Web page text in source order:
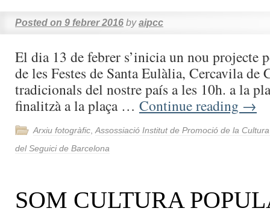
Posted on 9 febrer 2016 by aipcc
El dia 13 de febrer s’inicia un nou projecte
de les Festes de Santa Eulàlia, Cercavila de
tradicionals del nostre país a les 10h. a la
finalitzà a la plaça … Continue reading →
Arxiu fotogràfic Assossiació Institut de Promoció de la
del Seguici de Barcelona
SOM CULTURA